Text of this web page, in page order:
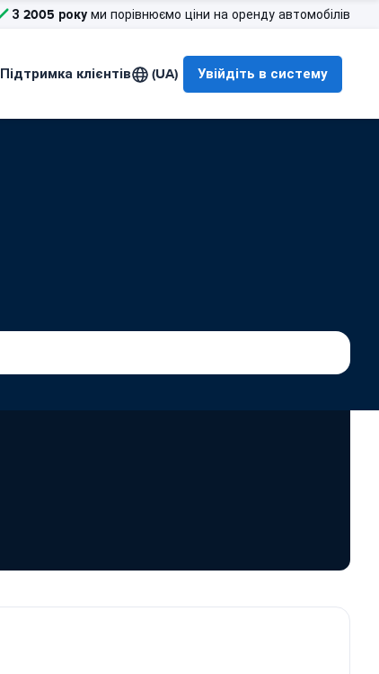
З 2005 року ми порівнюємо ціни на оренду автомобілів
Підтримка клієнтів (UA) Увійдіть в систему